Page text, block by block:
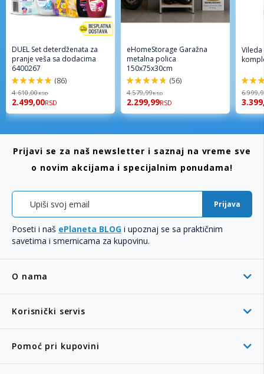
DUEL Set deterdženata za
pranje veša sa dodacima
6400267
98%
(86)
4.610,00RSD
2.499,00RSD
eHomeStorage Garažna
metalna polica
150x75x30cm
96%
(56)
4.579,99RSD
2.299,99RSD
92%
O nama
Korisnički servis
Pomoć pri kupovini
Prijavi se za naš newsletter i saznaj na vreme sve
o novim akcijama i specijalnim ponudama!
Prijava
Poseti i naš ePlaneta BLOG i upoznaj se sa praktičnim
savetima i smernicama za kupovinu.